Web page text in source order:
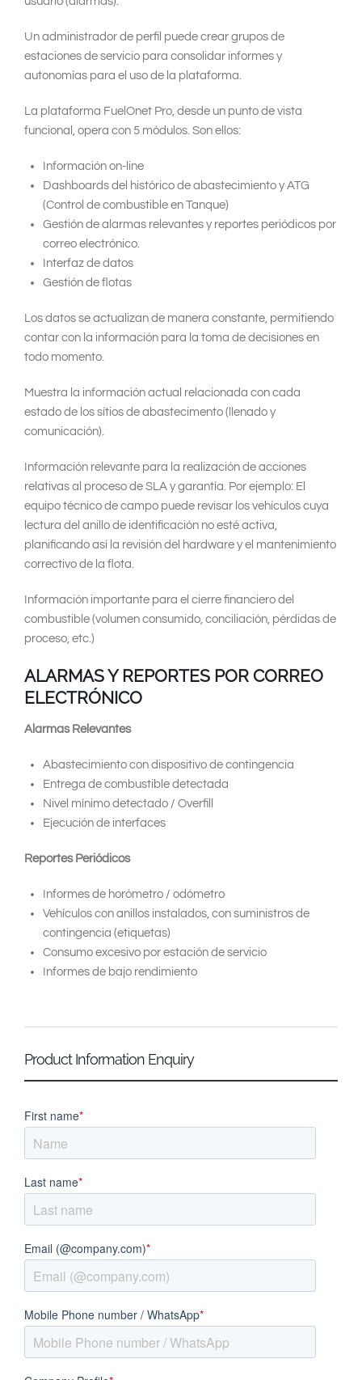
Un administrador de perfil puede crear grupos de
estaciones de servicio para consolidar informes y
autonomías para el uso de la plataforma.
La plataforma FuelOnet Pro, desde un punto de vista
funcional, opera con 5 módulos. Son ellos:
Información on-line
Dashboards del histórico de abastecimiento y ATG
(Control de combustible en Tanque)
Gestión de alarmas relevantes y reportes periódicos por
correo electrónico.
Interfaz de datos
Gestión de flotas
Los datos se actualizan de manera constante, permitiendo
contar con la información para la toma de decisiones en
todo momento.
Muestra la información actual relacionada con cada
estado de los sítios de abastecimento (llenado y
comunicación).
Información relevante para la realización de acciones
relativas al proceso de SLA y garantía. Por ejemplo: El
equipo técnico de campo puede revisar los vehículos cuya
lectura del anillo de identificación no esté activa,
planificando así la revisión del hardware y el mantenimiento
correctivo de la flota.
Información importante para el cierre financiero del
combustible (volumen consumido, conciliación, pérdidas de
proceso, etc.)
ALARMAS Y REPORTES POR CORREO
ELECTRÓNICO
Alarmas Relevantes
Abastecimiento con dispositivo de contingencia
Entrega de combustible detectada
Nivel mínimo detectado / Overfill
Ejecución de interfaces
Reportes Periódicos
Informes de horómetro / odómetro
Vehículos con anillos instalados, con suministros de
contingencia (etiquetas)
Consumo excesivo por estación de servicio
Informes de bajo rendimiento
Product Information Enquiry